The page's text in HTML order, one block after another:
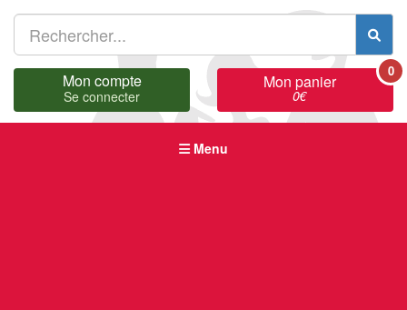
Mon compte
Se connecter
Mon panier
0€
0
Menu